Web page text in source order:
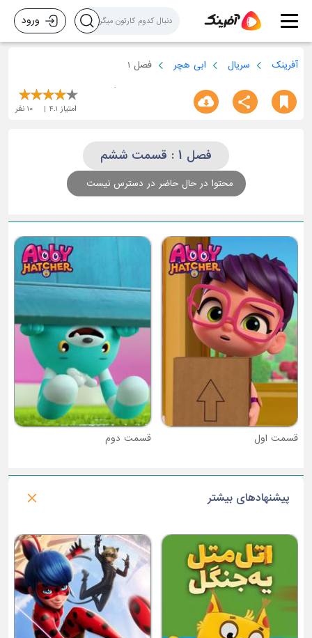
ورود
آفرینک سریال ابی هچر فصل 1
امتیاز 4.1
10 نفر
فصل 1 : قسمت ششم
محتوا در حال حاضر در دسترس نیست
قسمت دوم
پیشنهادهای بیشتر
فصل 3 : آبشار سرنوشت